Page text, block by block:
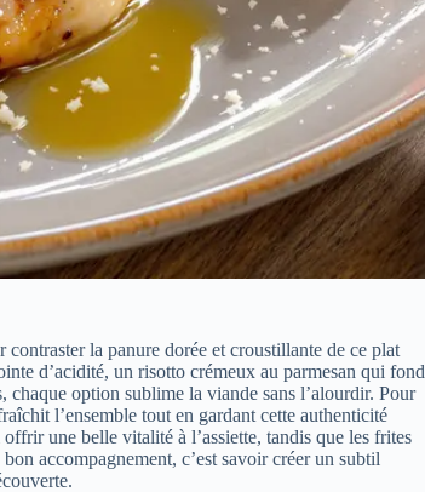
la panure dorée et croustillante de ce plat
d’acidité, un risotto crémeux au parmesan qui fond
chaque option sublime la viande sans l’alourdir. Pour
l’ensemble tout en gardant cette authenticité
une belle vitalité à l’assiette, tandis que les frites
accompagnement, c’est savoir créer un subtil